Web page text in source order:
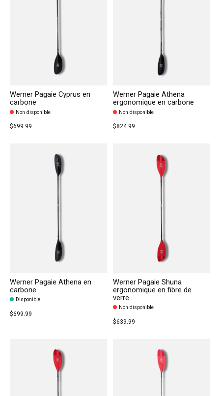
Werner Pagaie Cyprus en
carbone
Non disponible
$699.99
Werner Pagaie Athena
ergonomique en carbone
Non disponible
$824.99
Werner Pagaie Athena en
carbone
Disponible
$699.99
Werner Pagaie Shuna
ergonomique en fibre de
verre
Non disponible
$639.99